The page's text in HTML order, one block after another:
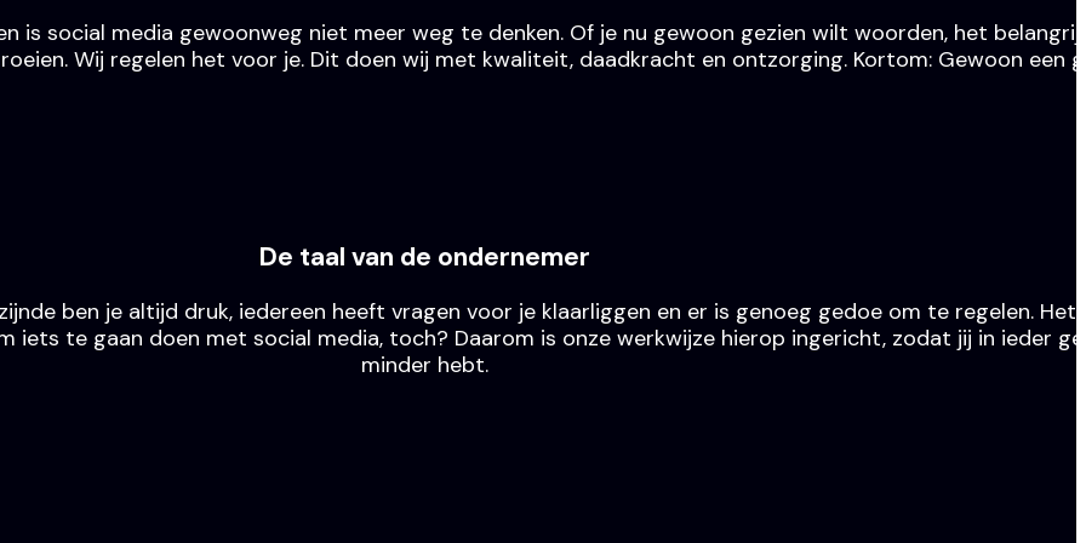
is social media gewoonweg niet meer weg te denken. Of je nu gewoon gezien wilt woorden, het
Wij regelen het voor je. Dit doen wij met kwaliteit, daadkracht en ontzorging. Kortom: Gewoon een
De taal van de ondernemer
ben je altijd druk, iedereen heeft vragen voor je klaarliggen en er is genoeg gedoe om te regelen.
iets te gaan doen met social media, toch? Daarom is onze werkwijze hierop ingericht, zodat jij in ieder
minder hebt.